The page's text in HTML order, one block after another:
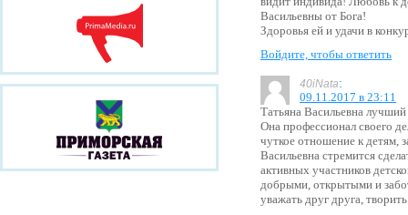
Васильевны от Бога!
Здоровья ей и удачи в
Войдите, чтобы ответить
40iNata:
09.11.2017 в 23:11
Татьяна Васильевна лучший
Она профессионал своего
чуткое отношение к детям,
Васильевна стремится
активных участников
добрыми, открытыми и
уважать друг друга,